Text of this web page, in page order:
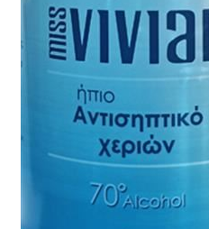
Πολιτική Απορρήτου
Πολιτική Επιστροφών
Τρόποι Αποστολής
Τρόποι Πληρωμής